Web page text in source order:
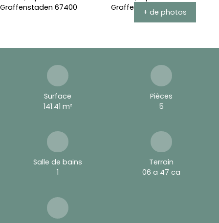
+ de photos
Surface
141.41 m²
Pièces
5
Salle de bains
1
Terrain
06 a 47 ca